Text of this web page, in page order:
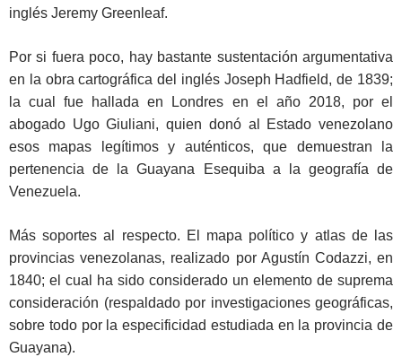
inglés Jeremy Greenleaf.
Por si fuera poco, hay bastante sustentación argumentativa
en la obra cartográfica del inglés Joseph Hadfield, de 1839;
la cual fue hallada en Londres en el año 2018, por el
abogado Ugo Giuliani, quien donó al Estado venezolano
esos mapas legítimos y auténticos, que demuestran la
pertenencia de la Guayana Esequiba a la geografía de
Venezuela.
Más soportes al respecto. El mapa político y atlas de las
provincias venezolanas, realizado por Agustín Codazzi, en
1840; el cual ha sido considerado un elemento de suprema
consideración (respaldado por investigaciones geográficas,
sobre todo por la especificidad estudiada en la provincia de
Guayana).